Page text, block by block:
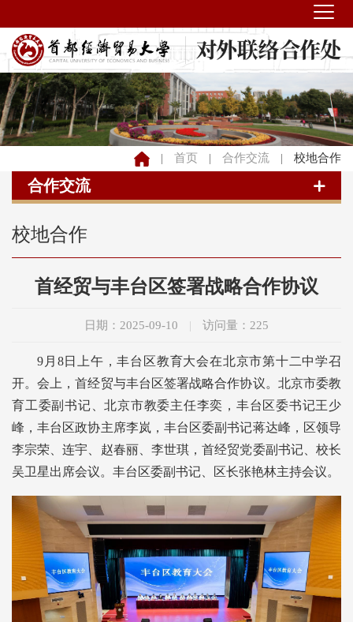
| 首页 | 合作交流 | 校地合作
合作交流
校地合作
首经贸与丰台区签署战略合作协议
日期：2025-09-10 | 访问量： 225
9月8日上午，丰台区教育大会在北京市第十二中学召
开。会上，首经贸与丰台区签署战略合作协议。北京市委教
育工委副书记、北京市教委主任李奕，丰台区委书记王少
峰，丰台区政协主席李岚，丰台区委副书记蒋达峰，区领导
李宗荣、连宇、赵春丽、李世琪，首经贸党委副书记、校长
吴卫星出席会议。丰台区委副书记、区长张艳林主持会议。